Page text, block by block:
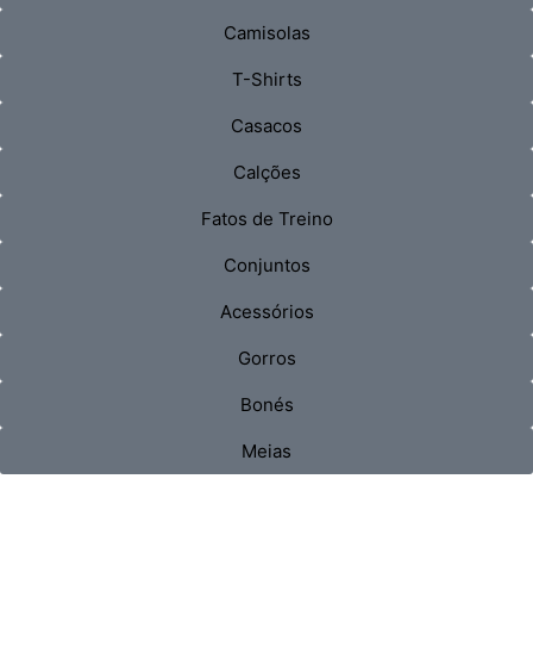
Camisolas
T-Shirts
Casacos
Calções
Fatos de Treino
Conjuntos
Acessórios
Gorros
Bonés
Meias